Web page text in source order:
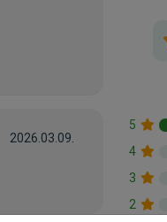
5
4
3
2
2026.03.09.